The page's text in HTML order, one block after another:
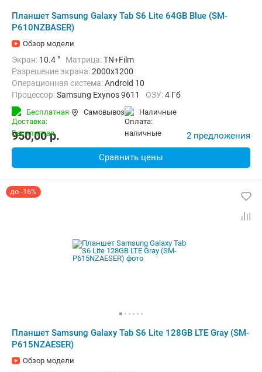
Планшет Samsung Galaxy Tab S6 Lite 64GB Blue (SM-
P610NZBASER)
Обзор модели
Экран: 10.4 " Матрица:TN+Film
Разрешение экрана:2000x1200
Операционная система:Android 10
Процессор:Samsung Exynos 9611 ОЗУ:4 Гб
Встроенная память:
Тыловая камера:
Беспроводная связь:
Bluetooth, Wi-Fi
Комплектация:
Вес:467 г
Бесплатная Самовывоз наличные
950,00p. 2 предложения
Сравнить цены
до -16%
Планшет Samsung Galaxy Tab S6 Lite 128GB LTE Gray (SM-
P615NZAESER)
Обзор модели